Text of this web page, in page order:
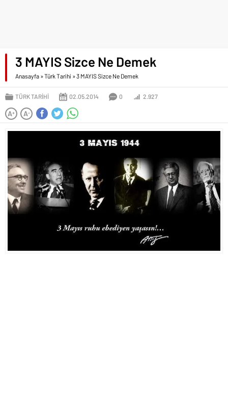
3 MAYIS Sizce Ne Demek
Anasayfa »Türk Tarihi »3 MAYIS Sizce Ne Demek
TÜRK TARIHI 02.05.2014 0 2.927
A+ A-